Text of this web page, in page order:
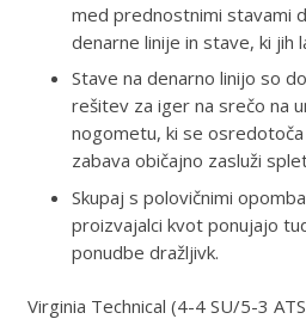
med prednostnimi stavami
denarne linije in stave, ki jih
Stave na denarno linijo so
rešitev za iger na srečo na
nogometu, ki se
zabava običajno zasluži
Skupaj s polovičnimi
proizvajalci kvot ponujajo
ponudbe dražljivk.
Virginia Technical (4-4 SU/5-3